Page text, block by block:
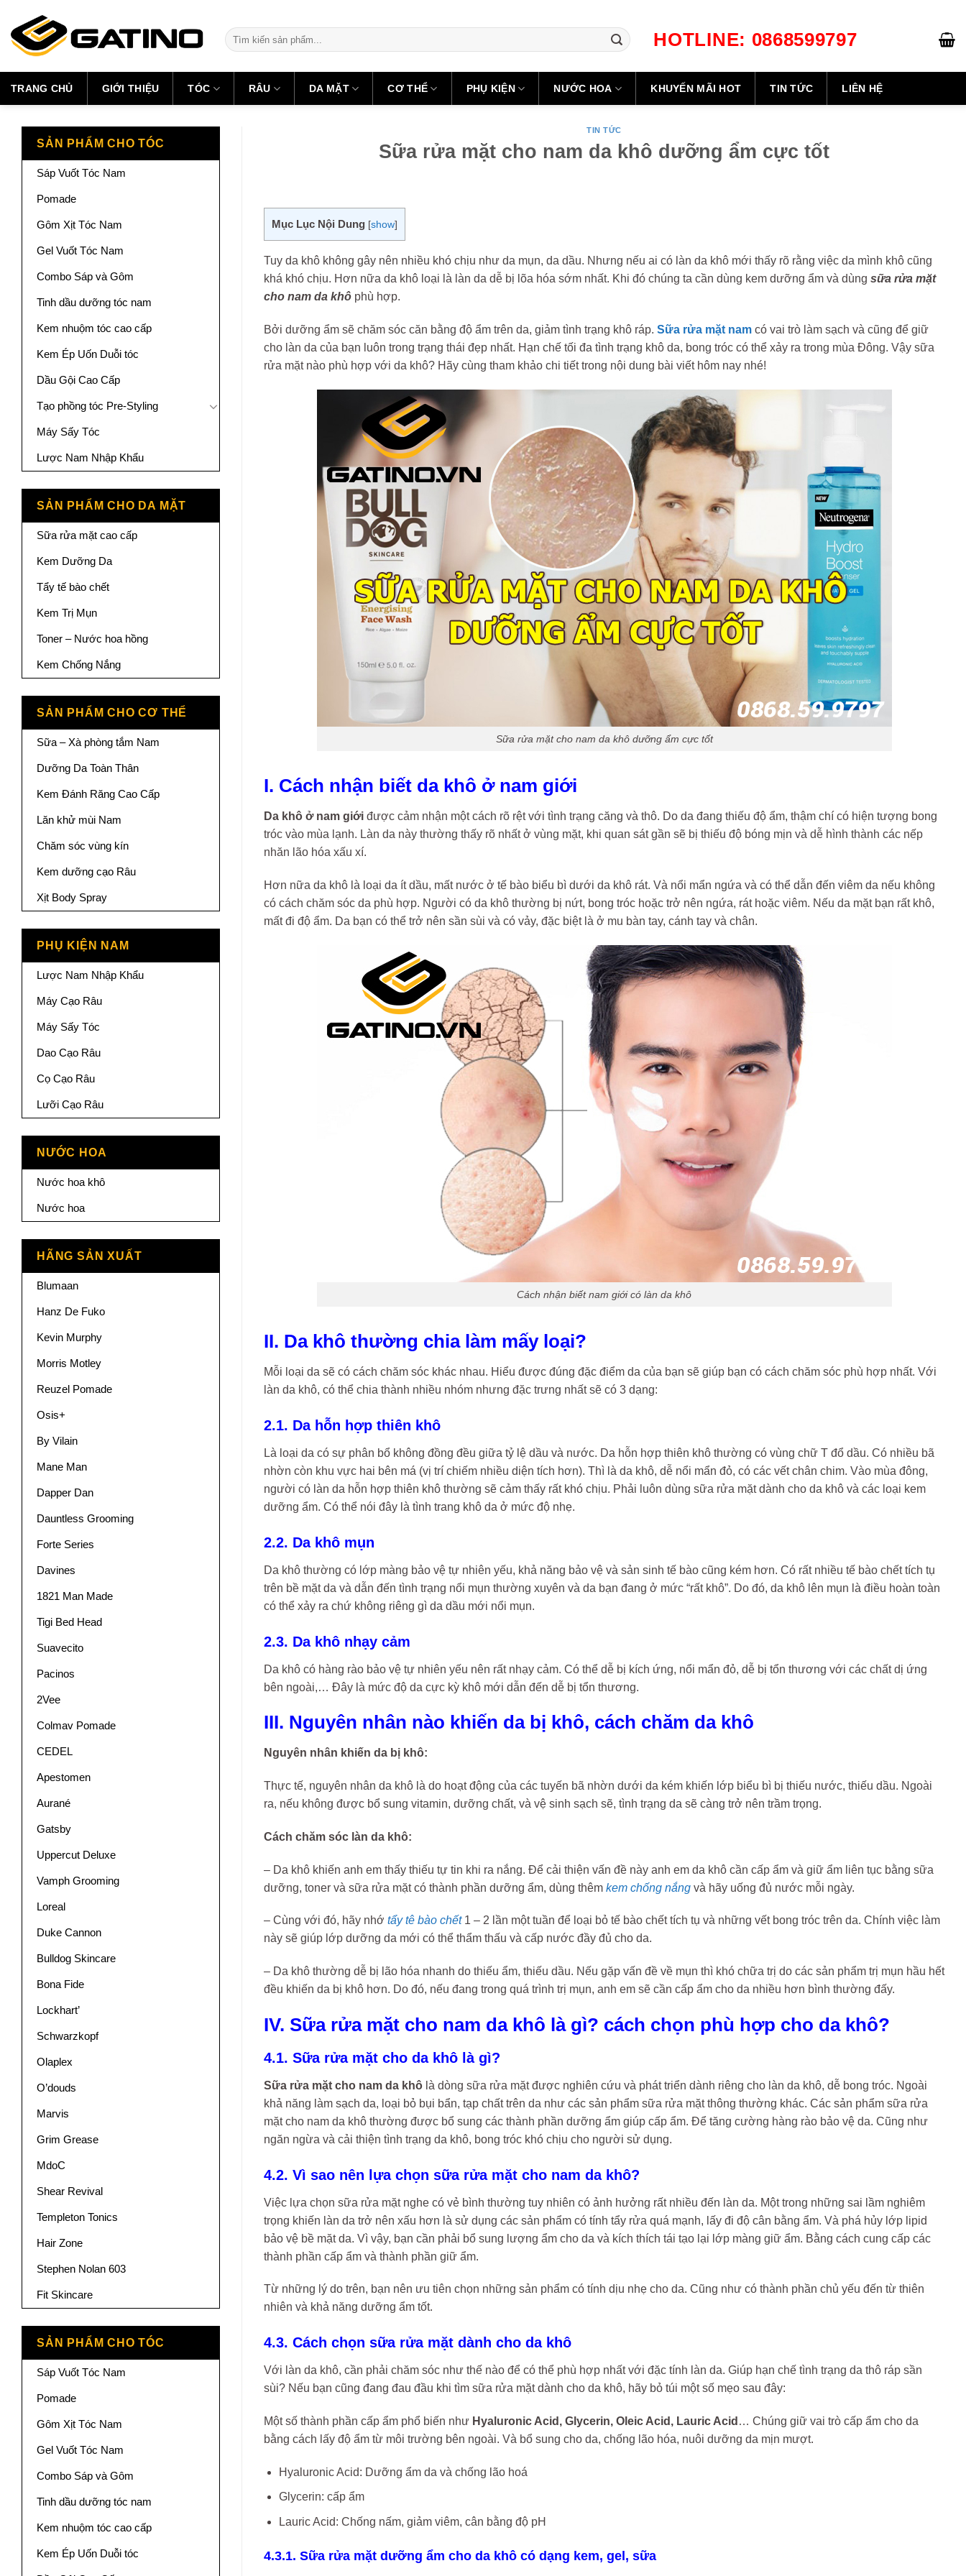
content
Tìm
kiếm:
HOTLINE: 0868599797
TRANG CHỦ GIỚI THIỆU TÓC RÂU DA MẶT CƠ THỂ PHỤ KIỆN NƯỚC HOA KHUYẾN MÃI HOT TIN TỨC LIÊN HỆ
SẢN PHẨM CHO TÓC
Sáp Vuốt Tóc Nam
Pomade
Gôm Xịt Tóc Nam
Gel Vuốt Tóc Nam
Combo Sáp và Gôm
Tinh dầu dưỡng tóc nam
Kem nhuộm tóc cao cấp
Kem Ép Uốn Duỗi tóc
Dầu Gội Cao Cấp
Tạo phồng tóc Pre-Styling
Máy Sấy Tóc
Lược Nam Nhập Khẩu
SẢN PHẨM CHO DA MẶT
Sữa rửa mặt cao cấp
Kem Dưỡng Da
Tẩy tế bào chết
Kem Trị Mụn
Toner – Nước hoa hồng
Kem Chống Nắng
SẢN PHẨM CHO CƠ THỂ
Sữa – Xà phòng tắm Nam
Dưỡng Da Toàn Thân
Kem Đánh Răng Cao Cấp
Lăn khử mùi Nam
Chăm sóc vùng kín
Kem dưỡng cạo Râu
Xịt Body Spray
PHỤ KIỆN NAM
Lược Nam Nhập Khẩu
Máy Cạo Râu
Máy Sấy Tóc
Dao Cạo Râu
Cọ Cạo Râu
Lưỡi Cạo Râu
NƯỚC HOA
Nước hoa khô
Nước hoa
HÃNG SẢN XUẤT
Blumaan
Hanz De Fuko
Kevin Murphy
Morris Motley
Reuzel Pomade
Osis+
By Vilain
Mane Man
Dapper Dan
Dauntless Grooming
Forte Series
Davines
1821 Man Made
Tigi Bed Head
Suavecito
Pacinos
2Vee
Colmav Pomade
CEDEL
Apestomen
Aurané
Gatsby
Uppercut Deluxe
Vamph Grooming
Loreal
Duke Cannon
Bulldog Skincare
Bona Fide
Lockhart’
Schwarzkopf
Olaplex
O’douds
Marvis
Grim Grease
MdoC
Shear Revival
Templeton Tonics
Hair Zone
Stephen Nolan 603
Fit Skincare
SẢN PHẨM CHO TÓC
Sáp Vuốt Tóc Nam
Pomade
Gôm Xịt Tóc Nam
Gel Vuốt Tóc Nam
Combo Sáp và Gôm
Tinh dầu dưỡng tóc nam
Kem nhuộm tóc cao cấp
Kem Ép Uốn Duỗi tóc
TIN TỨC
Sữa rửa mặt cho nam da khô dưỡng ẩm cực tốt
Mục Lục Nội Dung [show]
Tuy da khô không gây nên nhiều khó chịu như da mụn, da dầu. Nhưng nếu ai có làn da khô mới thấy rõ rằng việc da mình khô cũng
khá khó chịu. Hơn nữa da khô loại là làn da dễ bị lõa hóa sớm nhất. Khi đó chúng ta cần dùng kem dưỡng ẩm và dùng sữa rửa mặt
cho nam da khô phù hợp.
Bởi dưỡng ẩm sẽ chăm sóc căn bằng độ ẩm trên da, giảm tình trạng khô ráp. Sữa rửa mặt nam có vai trò làm sạch và cũng để giữ
cho làn da của bạn luôn trong trạng thái đẹp nhất. Hạn chế tối đa tình trạng khô da, bong tróc có thể xảy ra trong mùa Đông. Vậy sữa
rửa mặt nào phù hợp với da khô? Hãy cùng tham khảo chi tiết trong nội dung bài viết hôm nay nhé!
Sữa rửa mặt cho nam da khô dưỡng ẩm cực tốt
I. Cách nhận biết da khô ở nam giới
Da khô ở nam giới được cảm nhận một cách rõ rệt với tình trạng căng và thô. Do da đang thiếu độ ẩm, thậm chí có hiện tượng bong
tróc vào mùa lạnh. Làn da này thường thấy rõ nhất ở vùng mặt, khi quan sát gần sẽ bị thiếu độ bóng mịn và dễ hình thành các nếp
nhăn lão hóa xấu xí.
Hơn nữa da khô là loại da ít dầu, mất nước ở tế bào biểu bì dưới da khô rát. Và nổi mẩn ngứa và có thể dẫn đến viêm da nếu không
có cách chăm sóc da phù hợp. Người có da khô thường bị nứt, bong tróc hoặc trở nên ngứa, rát hoặc viêm. Nếu da mặt bạn rất khô,
mất đi độ ẩm. Da bạn có thể trở nên sần sùi và có vảy, đặc biệt là ở mu bàn tay, cánh tay và chân.
Cách nhận biết nam giới có làn da khô
II. Da khô thường chia làm mấy loại?
Mỗi loại da sẽ có cách chăm sóc khác nhau. Hiểu được đúng đặc điểm da của bạn sẽ giúp bạn có cách chăm sóc phù hợp nhất. Với
làn da khô, có thể chia thành nhiều nhóm nhưng đặc trưng nhất sẽ có 3 dạng:
2.1. Da hỗn hợp thiên khô
Là loại da có sự phân bổ không đồng đều giữa tỷ lệ dầu và nước. Da hỗn hợp thiên khô thường có vùng chữ T đổ dầu. Có nhiều bã
nhờn còn khu vực hai bên má (vị trí chiếm nhiều diện tích hơn). Thì là da khô, dễ nổi mẩn đỏ, có các vết chân chim. Vào mùa đông,
người có làn da hỗn hợp thiên khô thường sẽ cảm thấy rất khó chịu. Phải luôn dùng sữa rửa mặt dành cho da khô và các loại kem
dưỡng ẩm. Có thể nói đây là tình trang khô da ở mức độ nhẹ.
2.2. Da khô mụn
Da khô thường có lớp màng bảo vệ tự nhiên yếu, khả năng bảo vệ và sản sinh tế bào cũng kém hơn. Có rất nhiều tế bào chết tích tụ
trên bề mặt da và dẫn đến tình trạng nổi mụn thường xuyên và da bạn đang ở mức “rất khô”. Do đó, da khô lên mụn là điều hoàn toàn
có thể xảy ra chứ không riêng gì da dầu mới nổi mụn.
2.3. Da khô nhạy cảm
Da khô có hàng rào bảo vệ tự nhiên yếu nên rất nhạy cảm. Có thể dễ bị kích ứng, nổi mẩn đỏ, dễ bị tổn thương với các chất dị ứng
bên ngoài,… Đây là mức độ da cực kỳ khô mới dẫn đến dễ bị tổn thương.
III. Nguyên nhân nào khiến da bị khô, cách chăm da khô
Nguyên nhân khiến da bị khô:
Thực tế, nguyên nhân da khô là do hoạt động của các tuyến bã nhờn dưới da kém khiến lớp biểu bì bị thiếu nước, thiếu dầu. Ngoài
ra, nếu không được bổ sung vitamin, dưỡng chất, và vệ sinh sạch sẽ, tình trạng da sẽ càng trở nên trầm trọng.
Cách chăm sóc làn da khô:
– Da khô khiến anh em thấy thiếu tự tin khi ra nắng. Để cải thiện vấn đề này anh em da khô cần cấp ẩm và giữ ẩm liên tục bằng sữa
dưỡng, toner và sữa rửa mặt có thành phần dưỡng ẩm, dùng thêm kem chống nắng và hãy uống đủ nước mỗi ngày.
– Cùng với đó, hãy nhớ tẩy tê bào chết1 – 2 lần một tuần để loại bỏ tế bào chết tích tụ và những vết bong tróc trên da. Chính việc làm
này sẽ giúp lớp dưỡng da mới có thể thẩm thấu và cấp nước đầy đủ cho da.
– Da khô thường dễ bị lão hóa nhanh do thiếu ẩm, thiếu dầu. Nếu gặp vấn đề về mụn thì khó chữa trị do các sản phẩm trị mụn hầu hết
đều khiến da bị khô hơn. Do đó, nếu đang trong quá trình trị mụn, anh em sẽ cần cấp ẩm cho da nhiều hơn bình thường đấy.
IV. Sữa rửa mặt cho nam da khô là gì? cách chọn phù hợp cho da khô?
4.1. Sữa rửa mặt cho da khô là gì?
Sữa rửa mặt cho nam da khô là dòng sữa rửa mặt được nghiên cứu và phát triển dành riêng cho làn da khô, dễ bong tróc. Ngoài
khả năng làm sạch da, loại bỏ bụi bẩn, tạp chất trên da như các sản phẩm sữa rửa mặt thông thường khác. Các sản phẩm sữa rửa
mặt cho nam da khô thường được bổ sung các thành phần dưỡng ẩm giúp cấp ẩm. Để tăng cường hàng rào bảo vệ da. Cũng như
ngăn ngừa và cải thiện tình trạng da khô, bong tróc khó chịu cho người sử dụng.
4.2. Vì sao nên lựa chọn sữa rửa mặt cho nam da khô?
Việc lựa chọn sữa rửa mặt nghe có vẻ bình thường tuy nhiên có ảnh hưởng rất nhiều đến làn da. Một trong những sai lầm nghiêm
trọng khiến làn da trở nên xấu hơn là sử dụng các sản phẩm có tính tẩy rửa quá mạnh, lấy đi độ cân bằng ẩm. Và phá hủy lớp lipid
bảo vệ bề mặt da. Vì vậy, bạn cần phải bổ sung lượng ẩm cho da và kích thích tái tạo lại lớp màng giữ ẩm. Bằng cách cung cấp các
thành phần cấp ẩm và thành phần giữ ẩm.
Từ những lý do trên, bạn nên ưu tiên chọn những sản phẩm có tính dịu nhẹ cho da. Cũng như có thành phần chủ yếu đến từ thiên
nhiên và khả năng dưỡng ẩm tốt.
4.3. Cách chọn sữa rửa mặt dành cho da khô
Với làn da khô, cần phải chăm sóc như thế nào để có thể phù hợp nhất với đặc tính làn da. Giúp hạn chế tình trạng da thô ráp sần
sùi? Nếu bạn cũng đang đau đầu khi tìm sữa rửa mặt dành cho da khô, hãy bỏ túi một số mẹo sau đây:
Một số thành phần cấp ẩm phổ biến như Hyaluronic Acid, Glycerin, Oleic Acid, Lauric Acid … Chúng giữ vai trò cấp ẩm cho da
bằng cách lấy độ ẩm từ môi trường bên ngoài. Và bổ sung cho da, chống lão hóa, nuôi dưỡng da mịn mượt.
Hyaluronic Acid: Dưỡng ẩm da và chống lão hoá
Glycerin: cấp ẩm
Lauric Acid: Chống nấm, giảm viêm, cân bằng độ pH
4.3.1. Sữa rửa mặt dưỡng ẩm cho da khô có dạng kem, gel, sữa